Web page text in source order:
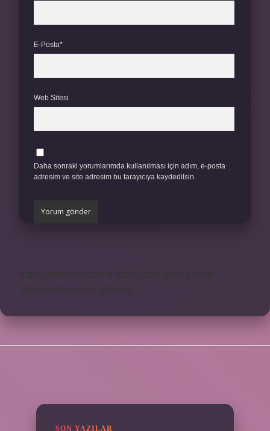
E-Posta*
Web Sitesi
Daha sonraki yorumlarımda kullanılması için adım, e-posta
adresim ve site adresim bu tarayıcıya kaydedilsin.
SON YAZILAR